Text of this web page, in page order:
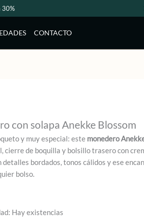
30%
CONTACTO
con solapa Anekke Blossom
y muy especial: este monedero
cierre de boquilla y bolsillo trasero con
detalles bordados, tonos cálidos y ese
bolso.
Hay existencias